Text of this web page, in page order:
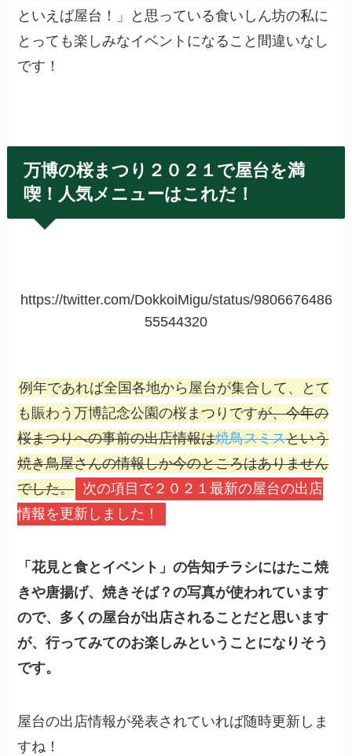
といえば屋台！」と思っている食いしん坊の私に
とっても楽しみなイベントになること間違いなし
です！
万博の桜まつり２０２１で屋台を満
喫！人気メニューはこれだ！
https://twitter.com/DokkoiMigu/status/9806676486
55544320
例年であれば全国各地から屋台が集合して、とて
も賑わう万博記念公園の桜まつりですが、今年の
桜まつりへの事前の出店情報は焼鳥スミスという
焼き鳥屋さんの情報しか今のところはありません
でした。 次の項目で２０２１最新の屋台の出店
情報を更新しました！
「花見と食とイベント」の告知チラシにはたこ焼
きや唐揚げ、焼きそば？の写真が使われています
ので、多くの屋台が出店されることだと思います
が、行ってみてのお楽しみということになりそう
です。
屋台の出店情報が発表されていれば随時更新しま
すね！